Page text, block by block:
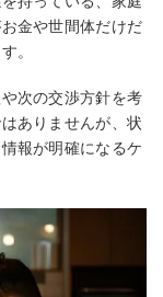
金や世間体だけだ
。
次の交渉方針を考
ありませんが、状
報が明確になるケ